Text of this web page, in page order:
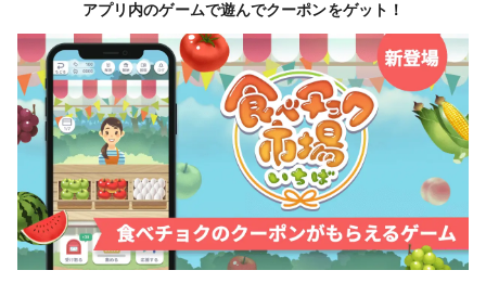
アプリ内のゲームで遊んでクーポンをゲット！